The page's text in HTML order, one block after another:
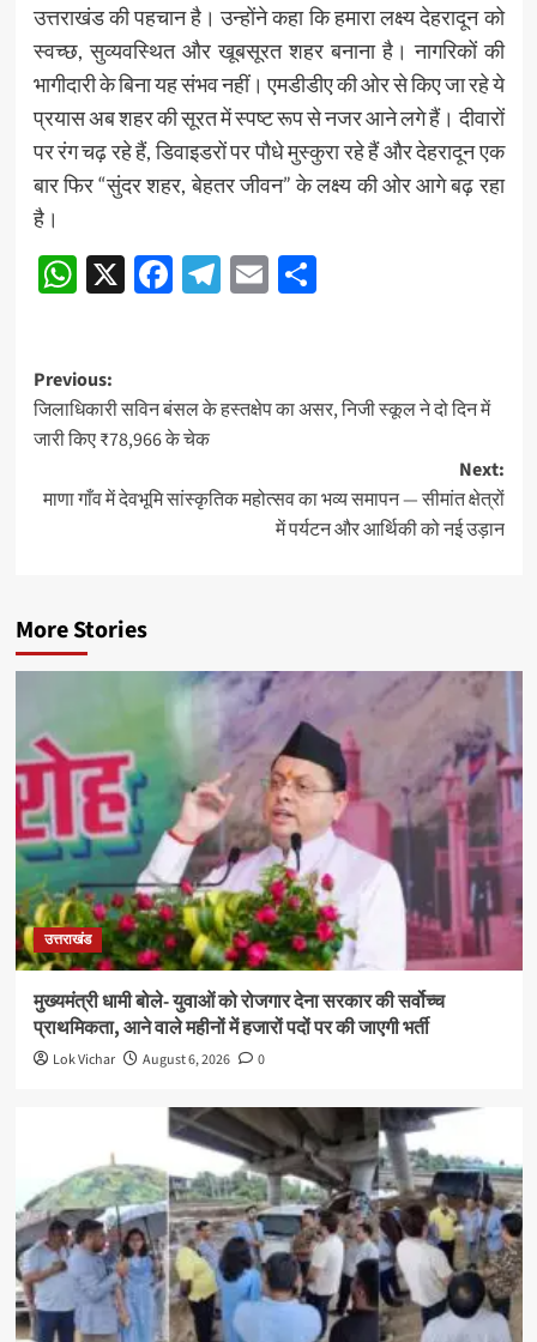
उत्तराखंड की पहचान है। उन्होंने कहा कि हमारा लक्ष्य देहरादून को
स्वच्छ, सुव्यवस्थित और खूबसूरत शहर बनाना है। नागरिकों की
भागीदारी के बिना यह संभव नहीं। एमडीडीए की ओर से किए जा रहे ये
प्रयास अब शहर की सूरत में स्पष्ट रूप से नजर आने लगे हैं। दीवारों
पर रंग चढ़ रहे हैं, डिवाइडरों पर पौधे मुस्कुरा रहे हैं और देहरादून एक
बार फिर “सुंदर शहर, बेहतर जीवन” के लक्ष्य की ओर आगे बढ़ रहा
है।
WhatsApp
X Facebook
Telegram
EmailShare
Post
navigation
Previous:
जिलाधिकारी सविन बंसल के हस्तक्षेप का असर, निजी स्कूल ने दो दिन में
जारी किए ₹78,966 के चेक
Next:
माणा गाँव में देवभूमि सांस्कृतिक महोत्सव का भव्य समापन — सीमांत क्षेत्रों
में पर्यटन और आर्थिकी को नई उड़ान
More Stories
उत्तराखंड
मुख्यमंत्री धामी बोले- युवाओं को रोजगार देना सरकार की सर्वोच्च
प्राथमिकता, आने वाले महीनों में हजारों पदों पर की जाएगी भर्ती
Lok Vichar August 6, 2026 0